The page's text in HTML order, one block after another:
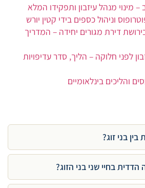
– מינוי מנהל עיזבון ותפקידו המלא
וניהול כספים בידי קטין יורש
דירת מגורים יחידה – המדריך
לפני חלוקה – הליך, סדר עדיפויות
והליכים בינלאומיים
בני זוג?
בחיי שני בני הזוג?